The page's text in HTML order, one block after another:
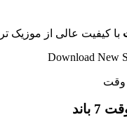
با کیفیت عالی از موزیک
Download New